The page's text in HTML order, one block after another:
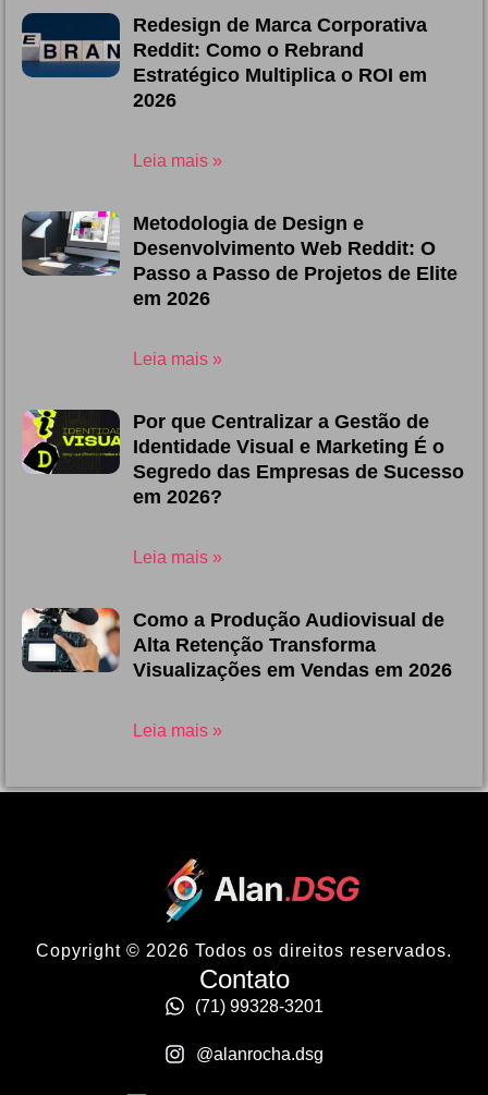
Redesign de Marca Corporativa
Reddit: Como o Rebrand
Estratégico Multiplica o ROI em
2026
Leia mais »
Metodologia de Design e
Desenvolvimento Web Reddit: O
Passo a Passo de Projetos de Elite
em 2026
Leia mais »
Por que Centralizar a Gestão de
Identidade Visual e Marketing É o
Segredo das Empresas de Sucesso
em 2026?
Leia mais »
Como a Produção Audiovisual de
Alta Retenção Transforma
Visualizações em Vendas em 2026
Leia mais »
Copyright © 2026 Todos os direitos reservados.
Contato
(71) 99328-3201
@alanrocha.dsg